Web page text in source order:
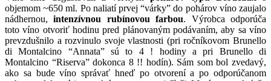
objemom ~650 ml. Po naliatí prvej “várky” do pohárov víno zaujalo
nádhernou,intenzívnou rubínovou farbou. Výrobca odporúča
toto víno otvoriť hodinu pred plánovaným podávaním, aby sa víno
prevzdušnilo a rozvinulo svoje vlastnosti (pri ročníkovom Brunello
di Montalcino “Annata” sú to 4 ! hodiny a pri Brunello di
Montalcino “Riserva” dokonca 8 !! hodín). Sám som bol zvedavý,
ako sa bude víno správať hneď po otvorení a po odporúčanom